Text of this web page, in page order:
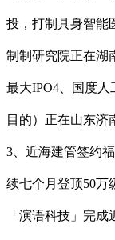
投，打制具身智能
制制研究院正在湖
最大IPO4、国度
目的）正在山东济
3、近海建管签约
续七个月登顶50万
「演语科技」完